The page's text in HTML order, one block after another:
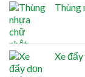
Thùng
Xe